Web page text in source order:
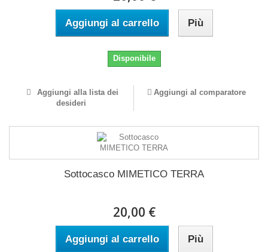
Aggiungi al carrello Più
Disponibile
Aggiungi alla lista dei
desideri
Aggiungi al comparatore
Sottocasco MIMETICO TERRA
20,00 €
Aggiungi al carrello Più